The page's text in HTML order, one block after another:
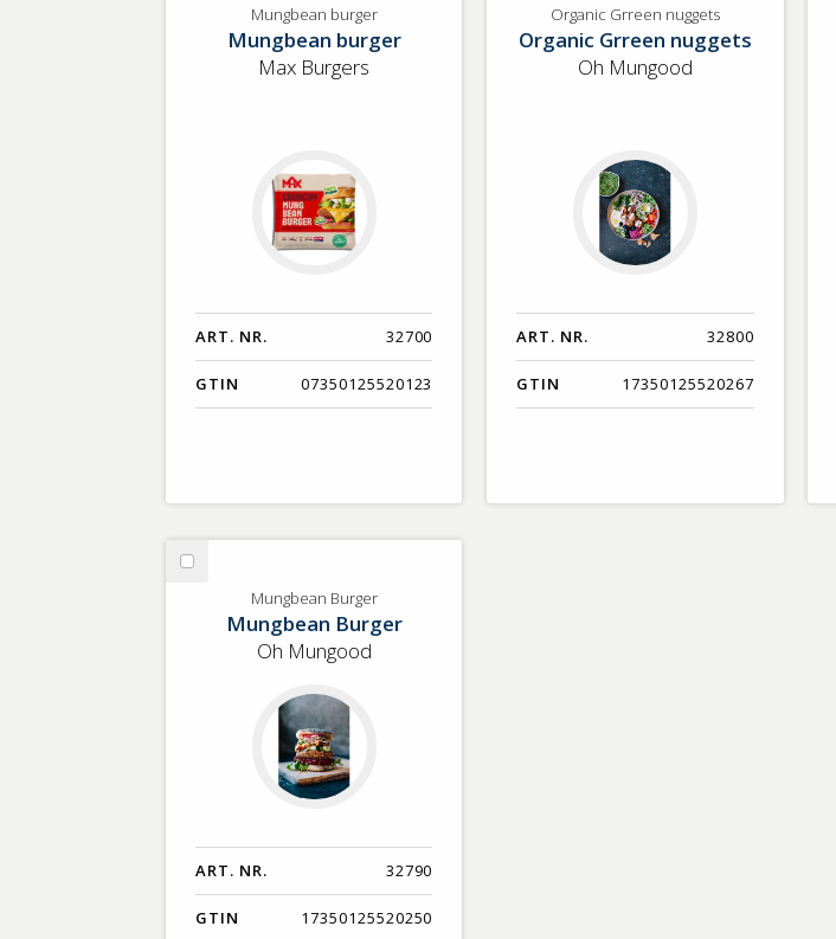
Mungbean
burger
Mungbean burger
Mungbean burger
Max Burgers
ART. NR. 32700
GTIN 07350125520123
Organic
Grreen
Organic Grreen nuggets
Organic Grreen nuggets
Oh Mungood
ART. NR. 32800
GTIN 17350125520267
Välj
Mungbean
Burger
Mungbean Burger
Mungbean Burger
Oh Mungood
ART. NR. 32790
GTIN 17350125520250